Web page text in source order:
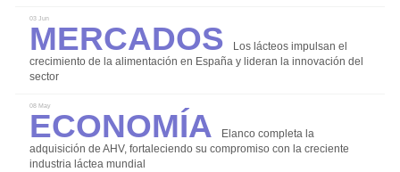
Coccidiosis
03 Jun
Mercados
Los lácteos impulsan el
crecimiento de la alimentación en España y lideran la innovación del
sector
08 May
Economía
Elanco completa la
adquisición de AHV, fortaleciendo su compromiso con la creciente
industria láctea mundial